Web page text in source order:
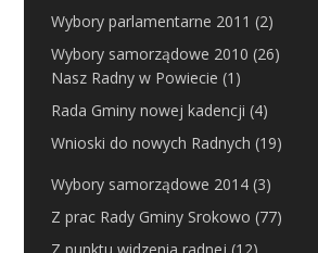
Wybory parlamentarne 2011 (2)
Wybory samorządowe 2010 (26)
Nasz Radny w Powiecie (1)
Rada Gminy nowej kadencji (4)
Wnioski do nowych Radnych (19)
Wybory samorządowe 2014(3)
Z prac Rady Gminy Srokowo (77)
Z punktu widzenia radnej (12)